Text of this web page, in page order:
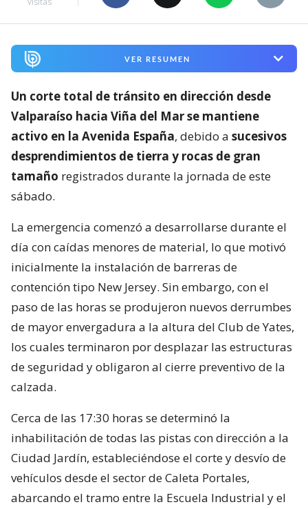
VER RESUMEN
Un corte total de tránsito en dirección desde
Valparaíso hacia Viña del Mar se mantiene
activo en la Avenida España, debido a sucesivos
desprendimientos de tierra y rocas de gran
tamaño registrados durante la jornada de este
sábado.
La emergencia comenzó a desarrollarse durante el
día con caídas menores de material, lo que motivó
inicialmente la instalación de barreras de
contención tipo New Jersey. Sin embargo, con el
paso de las horas se produjeron nuevos derrumbes
de mayor envergadura a la altura del Club de Yates,
los cuales terminaron por desplazar las estructuras
de seguridad y obligaron al cierre preventivo de la
calzada.
Cerca de las 17:30 horas se determinó la
inhabilitación de todas las pistas con dirección a la
Ciudad Jardín, estableciéndose el corte y desvío de
vehículos desde el sector de Caleta Portales,
abarcando el tramo entre la Escuela Industrial y el